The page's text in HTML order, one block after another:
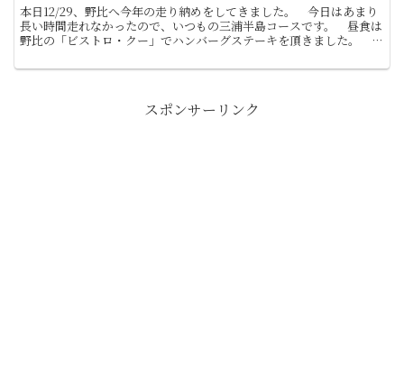
本日12/29、野比へ今年の走り納めをしてきました。 今日はあまり
長い時間走れなかったので、いつもの三浦半島コースです。 昼食は
野比の「ビストロ・クー」でハンバーグステーキを頂きました。 ラ
スポンサーリンク